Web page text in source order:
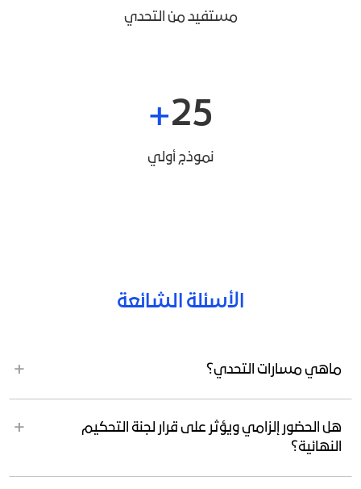
مستفيد من التحدي
25
نموذج أولي
الأسئلة الشائعة
ماهي مسارات التحدي؟
هل الحضور إلزامي ويؤثر على قرار لجنة التحكيم
النهائية؟